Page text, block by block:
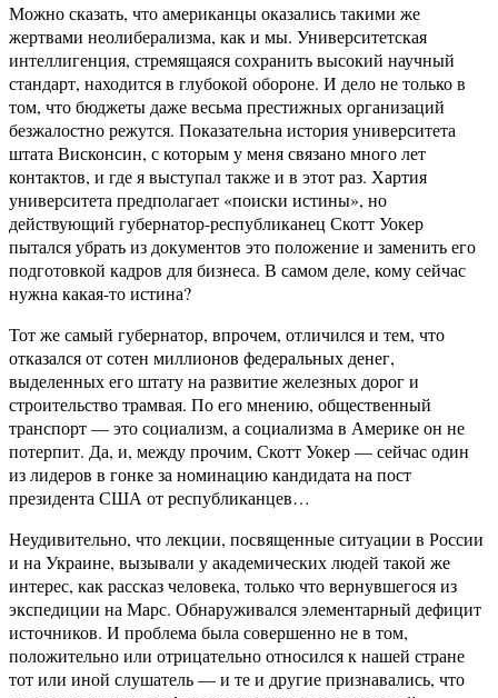
Можно сказать, что американцы оказались такими же
жертвами неолиберализма, как и мы. Университетская
интеллигенция, стремящаяся сохранить высокий научный
стандарт, находится в глубокой обороне. И дело не только в
том, что бюджеты даже весьма престижных организаций
безжалостно режутся. Показательна история университета
штата Висконсин, с которым у меня связано много лет
контактов, и где я выступал также и в этот раз. Хартия
университета предполагает «поиски истины», но
действующий губернатор-республиканец Скотт Уокер
пытался убрать из документов это положение и заменить его
подготовкой кадров для бизнеса. В самом деле, кому сейчас
нужна какая-то истина?
Тот же самый губернатор, впрочем, отличился и тем, что
отказался от сотен миллионов федеральных денег,
выделенных его штату на развитие железных дорог и
строительство трамвая. По его мнению, общественный
транспорт — это социализм, а социализма в Америке он не
потерпит. Да, и, между прочим, Скотт Уокер — сейчас один
из лидеров в гонке за номинацию кандидата на пост
президента США от республиканцев…
Неудивительно, что лекции, посвященные ситуации в России
и на Украине, вызывали у академических людей такой же
интерес, как рассказ человека, только что вернувшегося из
экспедиции на Марс. Обнаруживался элементарный дефицит
источников. И проблема была совершенно не в том,
положительно или отрицательно относился к нашей стране
тот или иной слушатель — и те и другие признавались, что